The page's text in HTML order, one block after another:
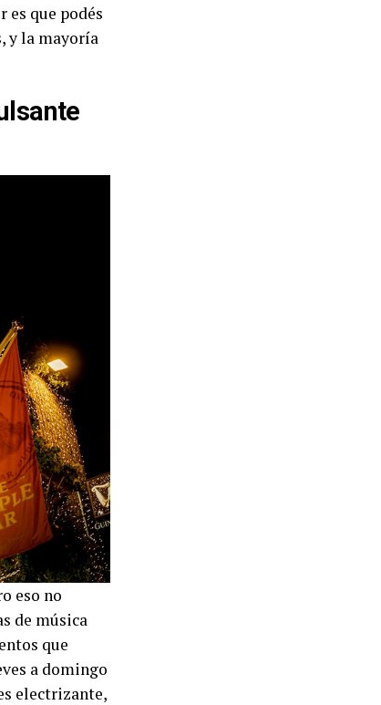
que podés
y la mayoría
eso no
de música
que
a domingo
electrizante,